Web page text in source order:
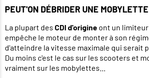
PEUT'ON DÉBRIDER UNE
La plupart des CDI d'origine ont un
empêche le moteur de monter à son
d'atteindre la vitesse maximale qui serait
Du moins c'est le cas sur les scooters et
vraiment sur les mobylettes...